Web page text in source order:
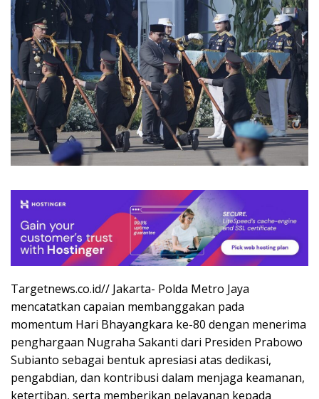
Targetnews.co.id// Jakarta- Polda Metro Jaya
mencatatkan capaian membanggakan pada
momentum Hari Bhayangkara ke-80 dengan menerima
penghargaan Nugraha Sakanti dari Presiden Prabowo
Subianto sebagai bentuk apresiasi atas dedikasi,
pengabdian, dan kontribusi dalam menjaga keamanan,
ketertiban, serta memberikan pelayanan kepada